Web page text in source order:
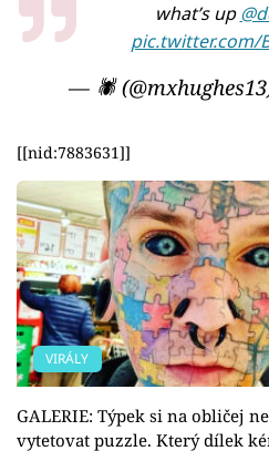
what’s up
pic.twitter.com/
— 🕷️
[[nid:7883631]]
VIRÁLY
GALERIE: Týpek si na obličej
vytetovat puzzle. Který dílek